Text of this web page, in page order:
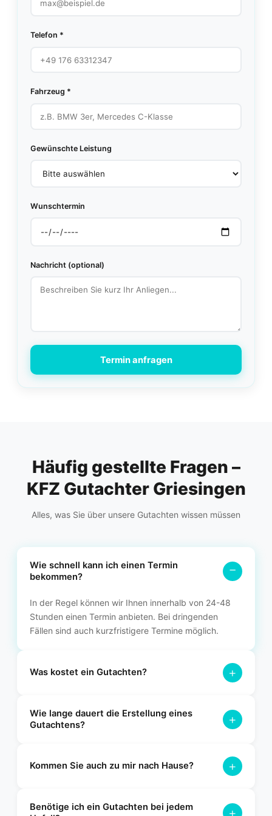
Telefon *
Fahrzeug *
Gewünschte Leistung
Wunschtermin
Nachricht (optional)
Termin anfragen
Häufig gestellte Fragen –
KFZ Gutachter Griesingen
Alles, was Sie über unsere Gutachten wissen müssen
Wie schnell kann ich einen Termin
bekommen?
−
In der Regel können wir Ihnen innerhalb von 24-48
Stunden einen Termin anbieten. Bei dringenden
Fällen sind auch kurzfristigere Termine möglich.
Was kostet ein Gutachten? +
Unfallgutachten übernimmt in der Regel die gegnerische
Versicherung die Kosten. Für ein Wertgutachten erstellen wir
Wie lange dauert die Erstellung eines
Gutachtens?
+
fertige Gutachten in der Regel innerhalb von 2-3
Werktagen. Bei Bedarf können wir das Gutachten auch
Kommen Sie auch zu mir nach Hause? +
kommen gerne zu Ihnen nach Hause oder an einen anderen
Benötige ich ein Gutachten bei jedem
+